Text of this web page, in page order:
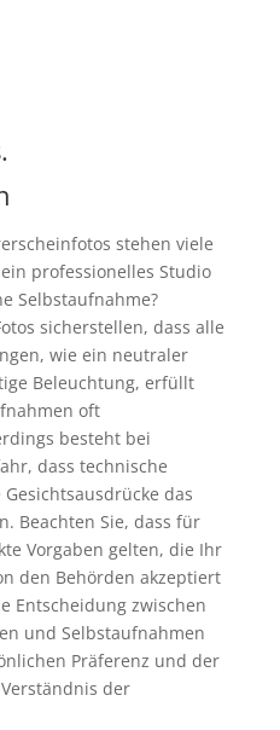
stehen viele
professionelles Studio
Selbstaufnahme?
sicherstellen, dass alle
wie ein neutraler
Beleuchtung, erfüllt
oft
besteht bei
dass technische
das
Beachten Sie, dass für
Vorgaben gelten, die Ihr
den Behörden akzeptiert
Entscheidung zwischen
und Selbstaufnahmen
Präferenz und der
der